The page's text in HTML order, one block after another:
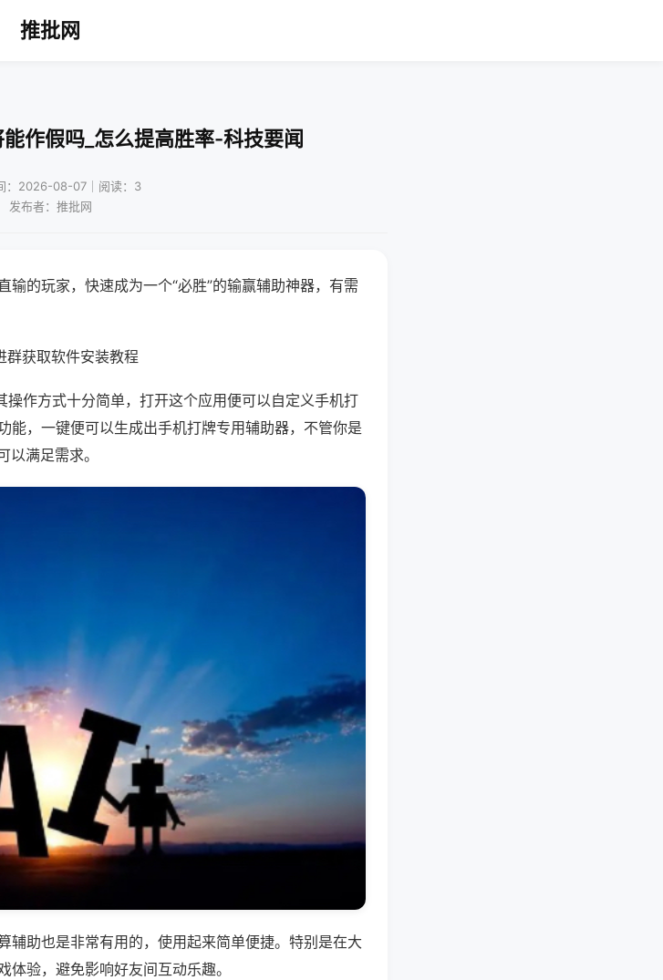
推批网
作假吗_怎么提高胜率-科技要闻
：2026-08-07｜阅读：3
发布者：推批网
的玩家，快速成为一个“必胜”的输赢辅助神器，有需
获取软件安装教程
操作方式十分简单，打开这个应用便可以自定义手机打
能，一键便可以生成出手机打牌专用辅助器，不管你是
满足需求。
辅助也是非常有用的，使用起来简单便捷。特别是在大
验，避免影响好友间互动乐趣。